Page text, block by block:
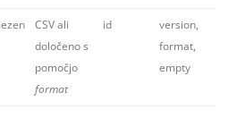
CSV ali
določeno s
pomočjo
format
id
version,
format,
empty